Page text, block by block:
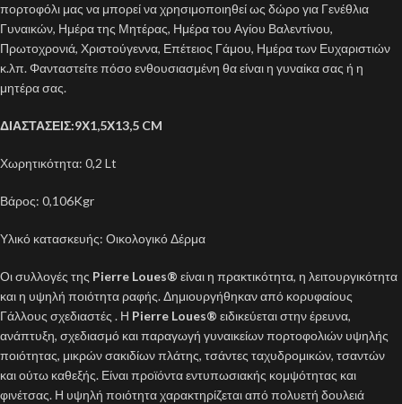
πορτοφόλι μας να μπορεί να χρησιμοποιηθεί ως δώρο για Γενέθλια
Γυναικών, Ημέρα της Μητέρας, Ημέρα του Αγίου Βαλεντίνου,
Πρωτοχρονιά, Χριστούγεννα, Επέτειος Γάμου, Ημέρα των Ευχαριστιών
κ.λπ. Φανταστείτε πόσο ενθουσιασμένη θα είναι η γυναίκα σας ή η
μητέρα σας.
ΔΙΑΣΤΑΣΕΙΣ:9Χ1,5Χ13,5 CM
Χωρητικότητα: 0,2 Lt
Βάρος: 0,106Kgr
Υλικό κατασκευής: Οικολογικό Δέρμα
Οι συλλογές της Pierre Loues® είναι η πρακτικότητα, η λειτουργικότητα
και η υψηλή ποιότητα ραφής. Δημιουργήθηκαν από κορυφαίους
Γάλλους σχεδιαστές . Η Pierre Loues® ειδικεύεται στην έρευνα,
ανάπτυξη, σχεδιασμό και παραγωγή γυναικείων πορτοφολιών υψηλής
ποιότητας, μικρών σακιδίων πλάτης, τσάντες ταχυδρομικών, τσαντών
και ούτω καθεξής. Είναι προϊόντα εντυπωσιακής κομψότητας και
φινέτσας. Η υψηλή ποιότητα χαρακτηρίζεται από πολυετή δουλειά